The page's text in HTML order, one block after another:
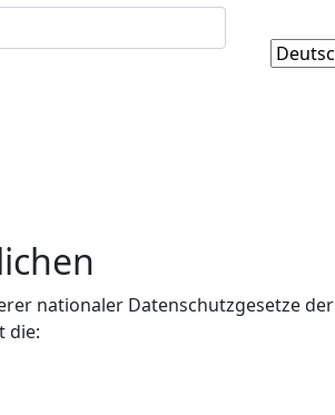
nationaler Datenschutzgesetze der
die: